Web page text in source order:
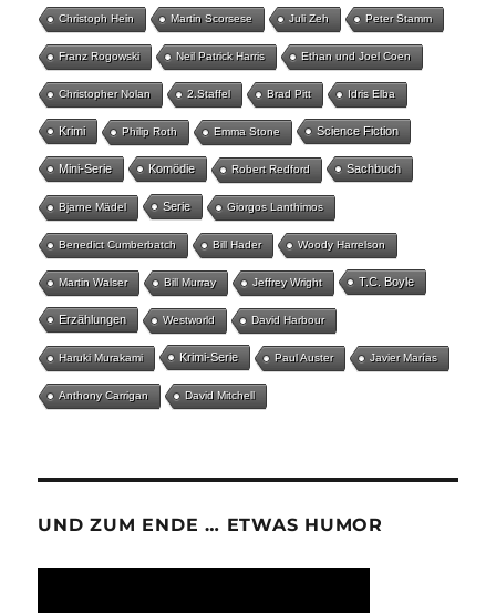
Christoph Hein Martin Scorsese Juli Zeh Peter Stamm
Franz Rogowski Neil Patrick Harris Ethan und Joel Coen
Christopher Nolan 2.Staffel Brad Pitt Idris Elba
Krimi Philip Roth Emma Stone Science Fiction
Mini-Serie Komödie Robert Redford Sachbuch
Bjarne Mädel Serie Giorgos Lanthimos
Benedict Cumberbatch Bill Hader Woody Harrelson
Martin Walser Bill Murray Jeffrey Wright T.C. Boyle
Erzählungen Westworld David Harbour
Haruki Murakami Krimi-Serie Paul Auster Javier Marías
Anthony Carrigan David Mitchell
UND ZUM ENDE … ETWAS HUMOR